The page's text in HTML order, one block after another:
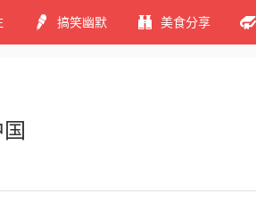
搞笑幽默 美食分享